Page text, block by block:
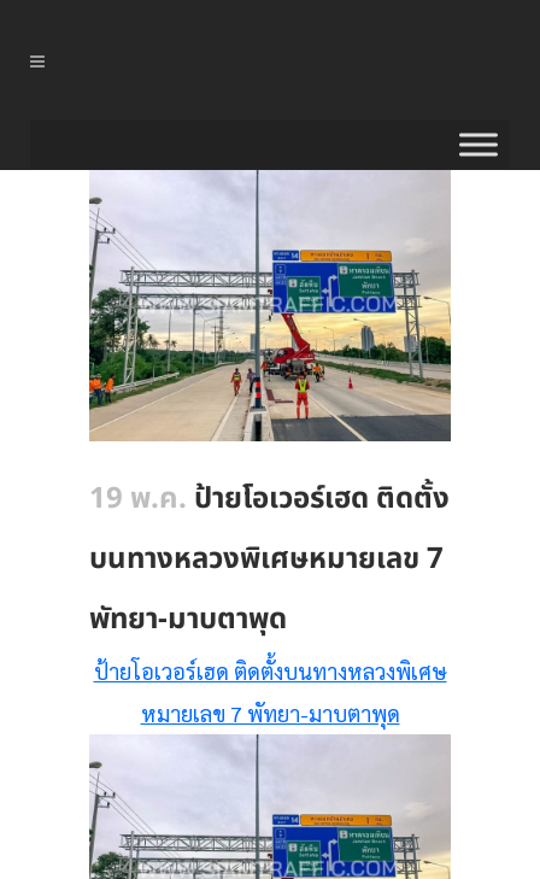
19 พ.ค. ป้ายโอเวอร์เฮด ติดตั้ง
บนทางหลวงพิเศษหมายเลข 7
พัทยา-มาบตาพุด
ป้ายโอเวอร์เฮด ติดตั้งบนทางหลวงพิเศษ
หมายเลข 7 พัทยา-มาบตาพุด